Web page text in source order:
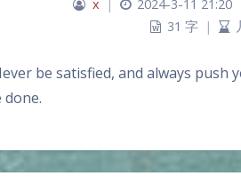
x | 2024-3-11 21:20
31 字 |
be satisfied, and always
done.